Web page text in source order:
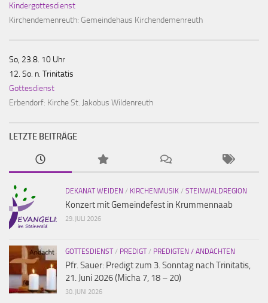
Kindergottesdienst
Kirchendemenreuth: Gemeindehaus Kirchendemenreuth
So, 23.8. 10 Uhr
12. So. n. Trinitatis
Gottesdienst
Erbendorf: Kirche St. Jakobus Wildenreuth
LETZTE BEITRÄGE
DEKANAT WEIDEN / KIRCHENMUSIK / STEINWALDREGION
Konzert mit Gemeindefest in Krummennaab
29. JULI 2026
GOTTESDIENST/ PREDIGT/ PREDIGTEN / ANDACHTEN
Pfr. Sauer: Predigt zum 3. Sonntag nach Trinitatis,
21. Juni 2026 (Micha 7, 18 – 20)
30. JUNI 2026